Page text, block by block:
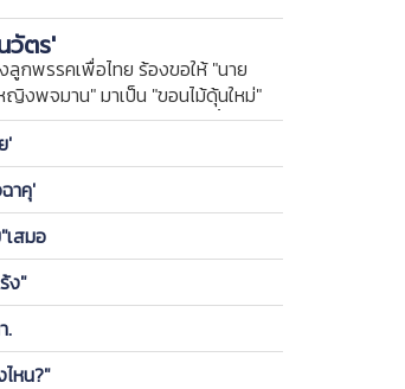
วัตร'
ลูกพรรคเพื่อไทย ร้องขอให้ "นาย
งพจมาน" มาเป็น "ขอนไม้ดุ้นใหม่"
กเขียดในพรรคได้เกาะ วันนี้ ขอคุย
'
าคุ'
เสมอ
ง"
.
ไหน?"